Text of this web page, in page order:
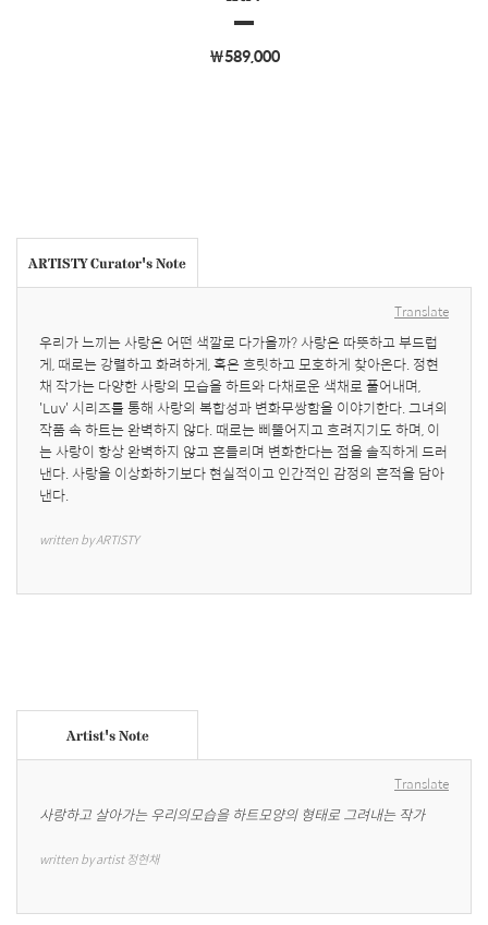
￦589,000
ARTISTY Curator's Note
Translate
우리가 느끼는 사랑은 어떤 색깔로 다가올까? 사랑은 따뜻하고 부드럽
게, 때로는 강렬하고 화려하게, 혹은 흐릿하고 모호하게 찾아온다. 정현
채 작가는 다양한 사랑의 모습을 하트와 다채로운 색채로 풀어내며,
'Luv' 시리즈를 통해 사랑의 복합성과 변화무쌍함을 이야기한다. 그녀의
작품 속 하트는 완벽하지 않다. 때로는 삐뚤어지고 흐려지기도 하며, 이
는 사랑이 항상 완벽하지 않고 흔들리며 변화한다는 점을 솔직하게 드러
낸다. 사랑을 이상화하기보다 현실적이고 인간적인 감정의 흔적을 담아
낸다.
written by ARTISTY
Artist's Note
Translate
사랑하고 살아가는 우리의모습을 하트모양의 형태로 그려내는 작가
written by artist 정현채